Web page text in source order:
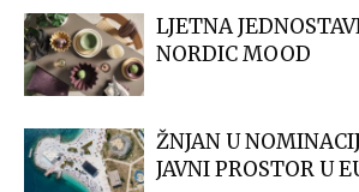
LJETNA
NORDIC MOOD
ŽNJAN U
JAVNI PROSTOR U